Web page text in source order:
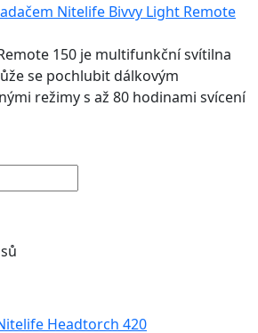
Nitelife Bivvy Light Remote
150 je multifunkční svítilna
se pochlubit dálkovým
režimy s až 80 hodinami svícení